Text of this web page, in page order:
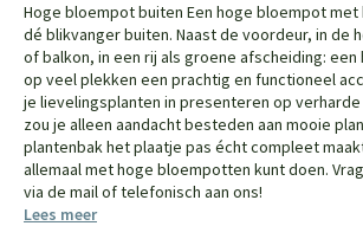
Hoge bloempot buiten Een hoge bloempot
dé blikvanger buiten. Naast de voordeur, in de
of balkon, in een rij als groene afscheiding:
op veel plekken een prachtig en functioneel
je lievelingsplanten in presenteren op verharde
zou je alleen aandacht besteden aan mooie
plantenbak het plaatje pas écht compleet
allemaal met hoge bloempotten kunt doen.
via de mail of telefonisch aan ons!
Lees meer